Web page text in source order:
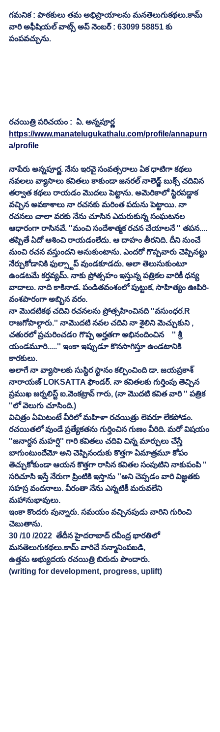
గమనిక : పాఠకులు తమ అభిప్రాయాలను మనతెలుగుకథలు.కామ్
వారి అఫీషియల్ వాట్స్ అప్ నెంబర్ : 63099 58851 కు
పంపవచ్చును.
రచయిత్రి పరిచయం :  ఏ. అన్నపూర్ణ
https://www.manatelugukathalu.com/profile/annapurn
a/profile
నాపేరు అన్నపూర్ణ. నేను ఇరవై సంవత్సరాలు ఏక ధాటిగా కథలు
నవలలు వ్యాసాలు కవితలు కాకుండా జనరల్ నాలెడ్జ్ బుక్స్ చదివిన
తర్వాత కథలు రాయడం మొదలు పెట్టాను. అమెరికాలో స్థిరపడ్డాక
వచ్చిన అవకాశాలు నా రచనకు మరింత పదును పెట్టాయి. నా
రచనలు చాలా వరకు నేను చూసిన ఎదురుకున్న సంఘటనల
ఆధారంగా రాసినవే. ''మంచి సందేశాత్మక రచన చేయాలనే '' తపన....
తప్పితే ఏదో ఆశించి రాయడంలేదు. ఆ దాహం తీరనిది. దీని నుంచే
మంచి రచన వస్తుందని అనుకుంటాను. ఎందరో గొప్పవారు చెప్పినట్టు
నేర్చుకోడానికి ఫుల్స్టాప్ వుండకూడదు. ఆలా తెలుసుకుంటూ
ఉండటమే కర్తవ్యమ్. నాకు ప్రోత్సహం ఇస్తున్న పత్రికల వారికీ ధన్య
వాదాలు. నాది కాకినాడ. పండితవంశంలో పుట్టుక, సాహిత్యం ఊపిరి-
వంశపారంగా అబ్బిన వరం.
నా మొదటికథ చదివి రచనలను ప్రోత్సహించినది ''వసుంధర.R
రాజగోపాల్గారు.'' నామొదటి నవల చదివి నా శైలిని మెచ్చుకుని ,
చతురలో ప్రచురించడo గొప్ప అర్హతగా అభినందించిన    '' శ్రీ
యండమూరి.....'' ఇంకా ఇప్పుడూ కొనసాగిస్తూ ఉండటానికి
కారకులు.
అలాగే నా వ్యాసాలకు సుస్థిర స్థానం కల్పించింది డా. జయప్రకాశ్
నారాయణ్ LOKSATTA ఫౌండర్. నా కవితలకు గుర్తింపు తెచ్చిన
ప్రముఖ జర్నలిస్ట్ ఐ.వెంకట్రావ్ గారు, (నా మొదటి కవిత వారి '' పత్రిక
''లో వెలుగు చూసింది.)
విచిత్రం ఏమిటంటే వీరిలో మహిళా రచయిత్రు లెవరూ లేకపోడం.
రచయితలో వుండే ప్రత్యేకతను గుర్తించిన గుణం వీరిది. మరో విషయం
''జనార్ధన మహర్షి'' గారి కవితలు చదివి చిన్న మార్పులు చేస్తే
బాగుంటుందేమో అని చెప్పినందుకు కొత్తగా ఏమాత్రమూ కోపం
తెచ్చుకోకుండా ఆయన కొత్తగా రాసిన కవితల సంపుటిని నాకుపంపి ''
సరిచూసి ఇస్తే నేరుగా ప్రింటికి ఇస్తాను ''అని చెప్పడం వారి విజ్ఞతకు
సహస్ర వందనాలు. వీరంతా నేను ఎన్నటికీ మరువలేని
మహానుభావులు.
ఇంకా కొందరు వున్నారు. సమయం వచ్చినపుడు వారిని గురించి
చెబుతాను.
30 /10 /2022  తేదీన హైదరాబాద్ రవీంద్ర భారతిలో
మనతెలుగుకథలు.కామ్ వారిచే సన్మానింపబడి,
ఉత్తమ అభ్యుదయ రచయిత్రి బిరుదు పొందారు.
(writing for development, progress, uplift)